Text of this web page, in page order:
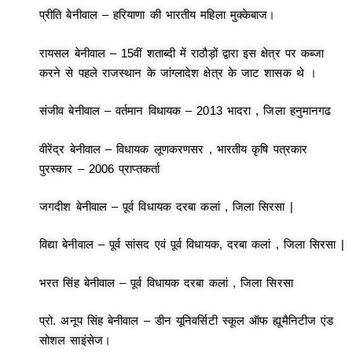
प्रीति बेनीवाल – हरियाणा की भारतीय महिला मुक्केबाज।
रायसल बेनीवाल – 15वीं शताब्दी में राठौड़ों द्वारा इस क्षेत्र पर कब्जा
करने से पहले राजस्थान के जांग्लादेश क्षेत्र के जाट शासक थे ।
संजीव बेनीवाल – वर्तमान विधायक – 2013 भादरा , जिला हनुमानगढ
वीरेंद्र बेनीवाल – विधायक लूणकरणसर , भारतीय कृषि पत्रकार
पुरस्कार – 2006 प्राप्तकर्ता
जगदीश बेनीवाल – पूर्व विधायक दरबा कलां , जिला सिरसा |
विद्या बेनीवाल – पूर्व सांसद एवं पूर्व विधायक, दरबा कलां , जिला सिरसा |
भरत सिंह बेनीवाल – पूर्व विधायक दरबा कलां , जिला सिरसा
प्रो. अनूप सिंह बेनीवाल – डीन यूनिवर्सिटी स्कूल ऑफ ह्यूमैनिटीज एंड
सोशल साइंसेज।